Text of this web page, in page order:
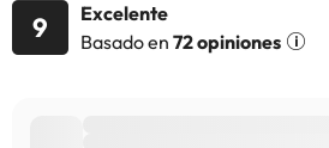
9
Excelente
Basado en 72 opiniones